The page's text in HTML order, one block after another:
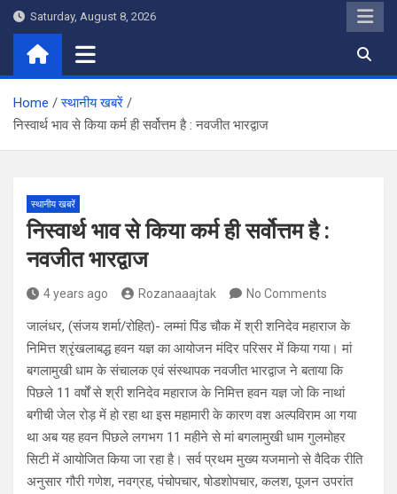
Skip
content
Saturday, August 8, 2026
Home
स्थानीय खबरें
निस्वार्थ भाव से किया कर्म ही सर्वोत्तम है : नवजीत भारद्वाज
स्थानीय खबरें
निस्वार्थ भाव से किया कर्म ही सर्वोत्तम है :
नवजीत भारद्वाज
4 years ago Rozanaaajtak No Comments
जालंधर, (संजय शर्मा/रोहित)- लम्मां पिंड चौक में श्री शनिदेव महाराज के
निमित्त श्रृंखलाबद्ध हवन यज्ञ का आयोजन मंदिर परिसर में किया गया। मां
बगलामुखी धाम के संचालक एवं संस्थापक नवजीत भारद्वाज ने बताया कि
पिछले 11 वर्षों से श्री शनिदेव महाराज के निमित्त हवन यज्ञ जो कि नाथां
बगीची जेल रोड़ में हो रहा था इस महामारी के कारण वश अल्पविराम आ गया
था अब यह हवन पिछले लगभग 11 महीने से मां बगलामुखी धाम गुलमोहर
सिटी में आयोजित किया जा रहा है। सर्व प्रथम मुख्य यजमानो से वैदिक रीति
अनुसार गौरी गणेश, नवग्रह, पंचोपचार, षोडशोपचार, कलश, पूजन उपरांत